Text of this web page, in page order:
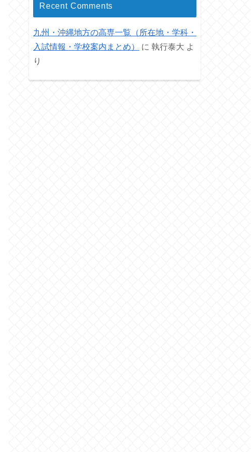
Recent Comments
九州・沖縄地方の高専一覧（所在地・学科・
入試情報・学校案内まとめ）
に 執行泰大 よ
り